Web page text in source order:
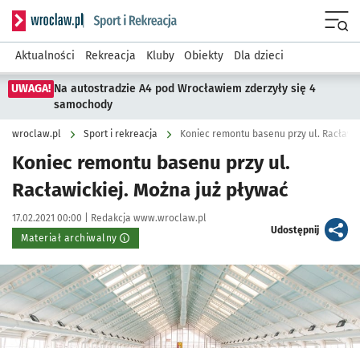
Serwis informacyjny wroclaw.pl podserwis: Sport i rekreacja
Aktualności Rekreacja Kluby Obiekty Dla dzieci
UWAGA! Na autostradzie A4 pod Wrocławiem zderzyły się 4
samochody
wroclaw.pl Sport i rekreacja Koniec remontu basenu przy ul.
Koniec remontu basenu przy ul.
Racławickiej. Można już pływać
Data publikacji:
17.02.2021 00:00 | Autor:
Redakcja www.wroclaw.pl
Materiał archiwalny
Udostępnijartykuł
Kliknij, aby powiększyć